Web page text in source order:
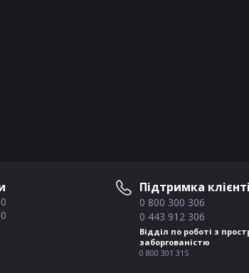
Підтримка
0 800 300 306
0 443 912 306
Відділ по роботі з
заборгованістю
0 800 301 315